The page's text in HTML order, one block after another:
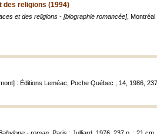
des religions (1994)
et des religions - [biographie romancée], Montréal
: Éditions Leméac, Poche Québec ; 14, 1986,